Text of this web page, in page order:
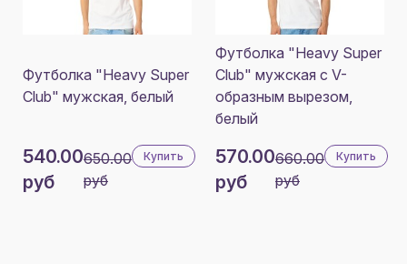
Футболка "Heavy Super
Club" мужская, белый
540.00
руб
650.00
руб
Купить
Футболка "Heavy Super
Club" мужская с V-
образным вырезом,
белый
570.00
руб
660.00
руб
Купить